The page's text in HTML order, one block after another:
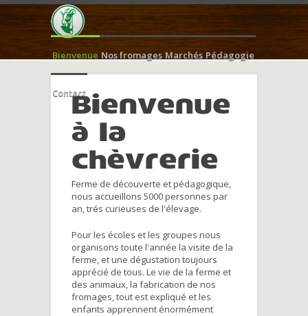
Bienvenue Nos fromages Marchés Pédagogie
ContactBienvenue
à la
chèvrerie
Ferme de découverte et pédagogique,
nous accueillons 5000 personnes par
an, trés curieuses de l'élevage.
Pour les écoles et les groupes nous
organisons toute l'année la visite de la
ferme, et une dégustation toujours
apprécié de tous. Le vie de la ferme et
des animaux, la fabrication de nos
fromages, tout est expliqué et les
enfants apprennent énormément